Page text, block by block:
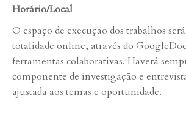
Horário/Local
O espaço de execução dos trabalhos
totalidade online, através do
ferramentas colaborativas. Haverá
componente de investigação e
ajustada aos temas e oportunidade.